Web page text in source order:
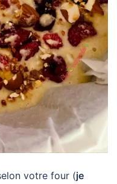
votre four (je